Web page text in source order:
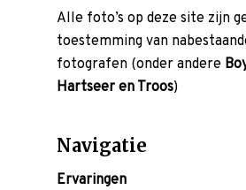
Alle foto’s op deze site zijn
toestemming van
fotografen (onder andere
Hartseer en Troos)
Navigatie
Ervaringen